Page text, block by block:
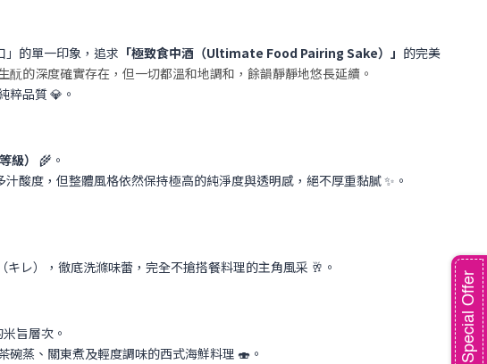
」的單一印象，追求 「極致食中酒（Ultimate Food Pairing Sake）」 的完美
的深度確實存在，但一切都溫和地調和，餘韻靜靜地悠長延續。
粹品質 💎。
級） 🌾。
酸度，但整體風格依然保持極高的純淨度與透明感，絕不厚重黏膩 ✨。
レ），徹底洗滌味蕾，完全不搶搭餐料理的主角風采 🥂。
旨層次。
蒸、關東煮及輕度調味的西式海鮮料理 🍣。
Special Offer